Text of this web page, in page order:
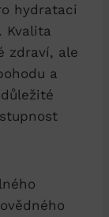
hydrataci
Kvalita
zdraví, ale
a